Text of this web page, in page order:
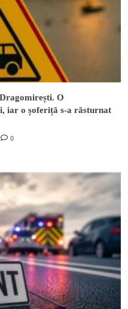
O
iar o șoferiță s-a răsturnat
0